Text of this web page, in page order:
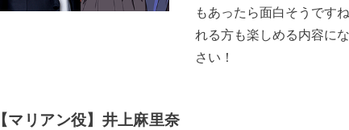
もあったら面白そうです
れる方も楽しめる内容に
さい！
【マリアン役】井上麻里奈